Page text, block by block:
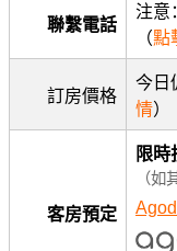
聯繫電話
注意
（點
訂房價格
今日
情）
客房預定
限時
（如